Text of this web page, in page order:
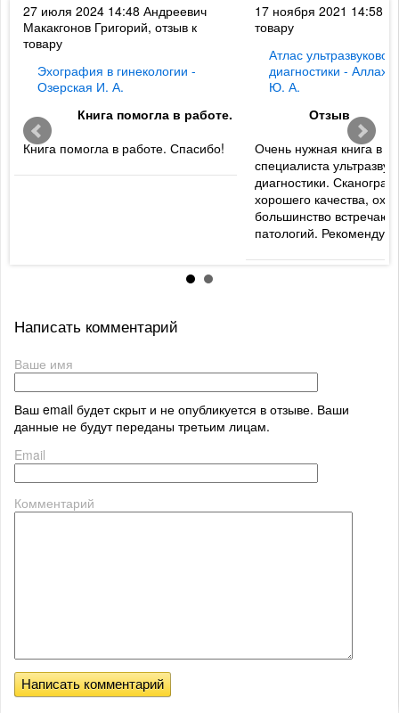
27 июля 2024 14:48 Андреевич
Макакгонов Григорий, отзыв к
товару
Эхография в гинекологии -
Озерская И. А.
Книга помогла в работе.
Книга помогла в работе. Спасибо!
17 ноября 2021 14:58
товару
Атлас ультразвуковой
диагностики -
Ю. А.
Отзыв
Очень нужная книга в
специалиста
диагностики.
хорошего качества,
большинство
патологий. Рекомендую
Написать комментарий
Ваше имя
Ваш email будет скрыт и не опубликуется в отзыве. Ваши
данные не будут переданы третьим лицам.
Email
Комментарий